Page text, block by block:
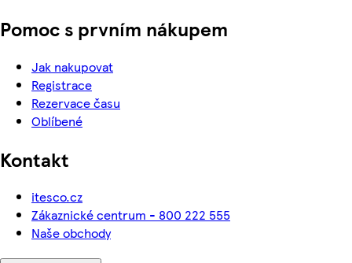
Pomoc s prvním nákupem
Jak nakupovat
Registrace
Rezervace času
Oblíbené
Kontakt
itesco.cz
Zákaznické centrum - 800 222 555
Naše obchody